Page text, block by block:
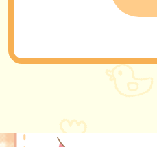
2025年12
すくすく
月）を発行